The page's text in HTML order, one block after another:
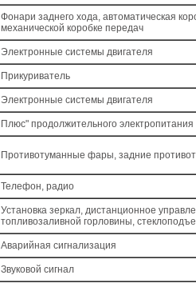
Фонари заднего хода, автоматическая
механической коробке передач
Электронные системы двигателя
Прикуриватель
Электронные системы двигателя
Плюс" продолжительного
Противотуманные фары, задние
Телефон, радио
Установка зеркал, дистанционное
топливозаливной горловины,
Аварийная сигнализация
Звуковой сигнал